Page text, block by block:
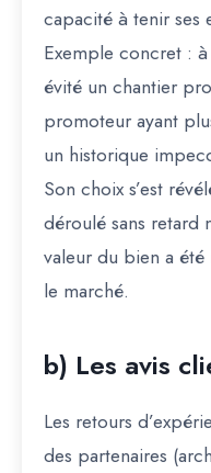
capacité à tenir ses
Exemple concret :
évité un chantier
promoteur ayant
un historique
Son choix s’est
déroulé sans retard
valeur du bien a
le marché.
b) Les avis
Les retours
des partenaires